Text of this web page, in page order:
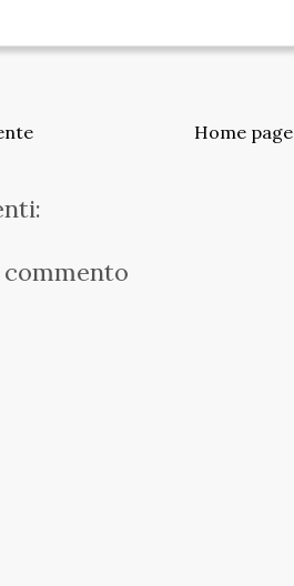
Home page